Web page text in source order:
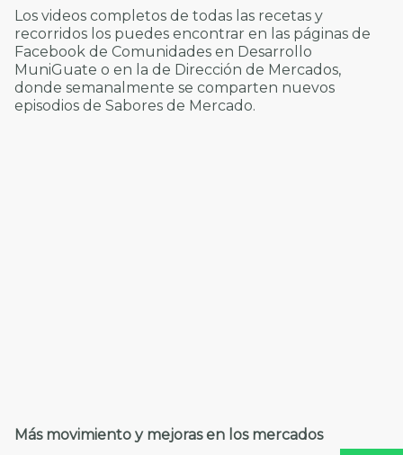
Los videos completos de todas las recetas y
recorridos los puedes encontrar en las páginas de
Facebook de Comunidades en Desarrollo
MuniGuate o en la de Dirección de Mercados,
donde semanalmente se comparten nuevos
episodios de Sabores de Mercado.
Más movimiento y mejoras en los mercados